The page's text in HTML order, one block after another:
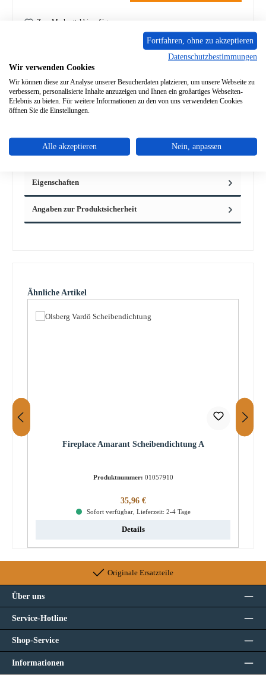
Zum Merkzettel hinzufügen
Frage zum Produkt
K6240 Fireplace Amarant K6240 Zugumlenkung Eckdaten:
Rauchumle…Mehr
Eigenschaften
Angaben zur Produktsicherheit
Produktgalerie überspringen
Ähnliche Artikel
Fireplace Amarant Scheibendichtung A
Produktnummer: 01057910
Regulärer Preis:
35,96 €
Sofort verfügbar, Lieferzeit: 2-4 Tage
Details
Originale Ersatzteile
Über uns
Service-Hotline
Shop-Service
Informationen
Fortfahren, ohne zu akzeptieren
Datenschutzbestimmungen
Wir verwenden Cookies
Wir können diese zur Analyse unserer Besucherdaten platzieren, um unsere Webseite zu
verbessern, personalisierte Inhalte anzuzeigen und Ihnen ein großartiges Webseiten-
Erlebnis zu bieten. Für weitere Informationen zu den von uns verwendeten Cookies
öffnen Sie die Einstellungen.
Alle akzeptieren Nein, anpassen